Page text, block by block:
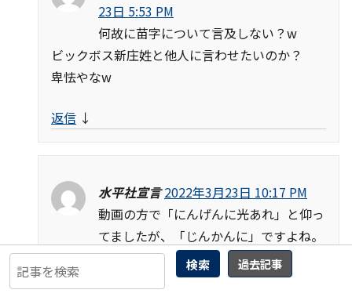
検索 過去記事
23日 5:53 PM
何故に苗字について言及しない？w
ビックボス新庄姓と他人に言わせたいのか？
卑怯やなw
返信 ↓
水平社宣言 2022年3月23日 10:17 PM
動画の方で「にんげんに光あれ」と仰っ
てましたが、「じんかんに」ですよね。
返信